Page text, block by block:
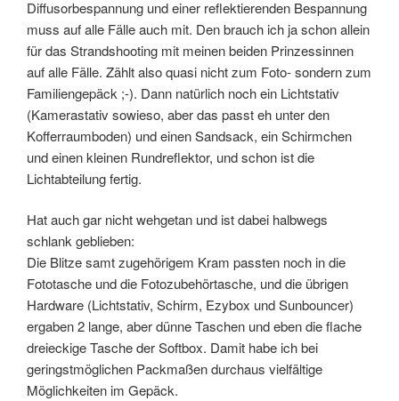
Diffusorbespannung und einer reflektierenden Bespannung
muss auf alle Fälle auch mit. Den brauch ich ja schon allein
für das Strandshooting mit meinen beiden Prinzessinnen
auf alle Fälle. Zählt also quasi nicht zum Foto- sondern zum
Familiengepäck ;-). Dann natürlich noch ein Lichtstativ
(Kamerastativ sowieso, aber das passt eh unter den
Kofferraumboden) und einen Sandsack, ein Schirmchen
und einen kleinen Rundreflektor, und schon ist die
Lichtabteilung fertig.
Hat auch gar nicht wehgetan und ist dabei halbwegs
schlank geblieben:
Die Blitze samt zugehörigem Kram passten noch in die
Fototasche und die Fotozubehörtasche, und die übrigen
Hardware (Lichtstativ, Schirm, Ezybox und Sunbouncer)
ergaben 2 lange, aber dünne Taschen und eben die flache
dreieckige Tasche der Softbox. Damit habe ich bei
geringstmöglichen Packmaßen durchaus vielfältige
Möglichkeiten im Gepäck.